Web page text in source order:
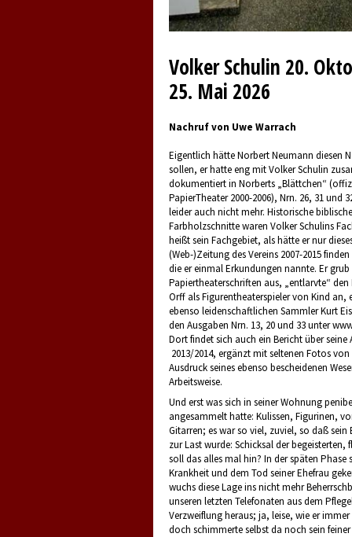
Volker Schulin 20.
25. Mai 2026
Nachruf von Uwe Warrach
Eigentlich hätte Norbert Neumann diesen
sollen, er hatte eng mit Volker Schulin
dokumentiert in Norberts „Blättchen“
PapierTheater 2000-2006), Nrn. 26, 31 und
leider auch nicht mehr. Historische
Farbholzschnitte waren Volker Schulins
heißt sein Fachgebiet, als hätte er nur
(Web-)Zeitung des Vereins 2007-2015
die er einmal Erkundungen nannte. Er
Papiertheaterschriften aus, „entlarvte“
Orff als Figurentheaterspieler von Kind an,
ebenso leidenschaftlichen Sammler Kurt
den Ausgaben Nrn. 13, 20 und 33 unter
Dort findet sich auch ein Bericht über seine
2013/2014, ergänzt mit seltenen Fotos
Ausdruck seines ebenso bescheidenen
Arbeitsweise.
Und erst was sich in seiner Wohnung
angesammelt hatte: Kulissen, Figurinen,
Gitarren; es war so viel, zuviel, so daß sein
zur Last wurde: Schicksal der begeisterten,
soll das alles mal hin? In der späten Phase
Krankheit und dem Tod seiner Ehefrau
wuchs diese Lage ins nicht mehr
unseren letzten Telefonaten aus dem
Verzweiflung heraus; ja, leise, wie er
doch schimmerte selbst da noch sein